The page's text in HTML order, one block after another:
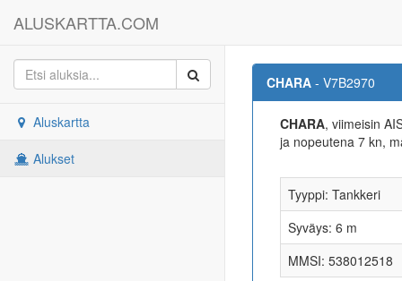
ALUSKARTTA.COM
Aluskartta
Alukset
CHARA - V7B2970
CHARA, viimeisin
ja nopeutena 7 kn,
Tyyppi: Tankkeri
Syväys: 6 m
MMSI: 538012518